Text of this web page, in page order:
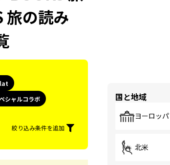
旅の読み
シャルコラボ
絞り込み条件を追加
国と地域
ヨーロッパ
北米